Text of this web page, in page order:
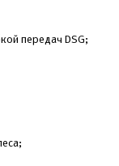
передач DSG;